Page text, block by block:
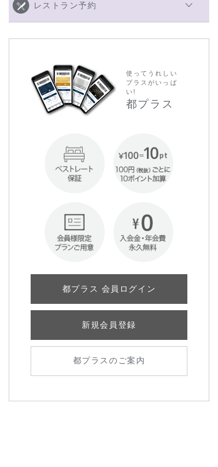
レストラン予約
使ってうれしい
プラスがいっぱ
い!
都プラス
都プラス 会員ログイン
新規会員登録
都プラスのご案内